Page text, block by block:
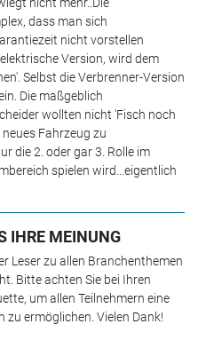
dass man sich
nicht vorstellen
Version, wird dem
Selbst die Verbrenner-Version
Die maßgeblich
wollten nicht 'Fisch noch
Fahrzeug zu
die 2. oder gar 3. Rolle im
spielen wird...eigentlich
IHRE MEINUNG
Leser zu allen Branchenthemen
Bitte achten Sie bei Ihren
um allen Teilnehmern eine
ermöglichen. Vielen Dank!